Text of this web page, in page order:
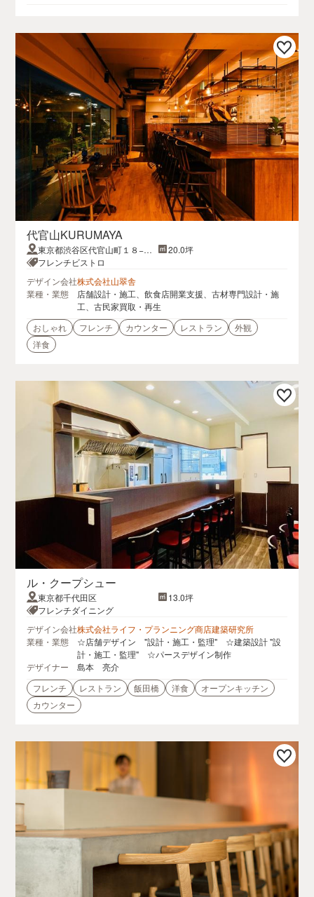
代官山KURUMAYA
東京都渋谷区代官山町１８−３
ベステックビル 2F
20.0坪
フレンチビストロ
デザイン会社株式会社山翠舎
業種・業態
店舗設計・施工、飲食店開業支援、古材専門設計・施
工、古民家買取・再生
おしゃれ
フレンチ カウンター レストラン
外観
洋食
ル・クープシュー
東京都千代田区
13.0坪
フレンチダイニング
デザイン会社株式会社ライフ・プランニング商店建築研究所
業種・業態
☆店舗デザイン "設計・施工・監理" ☆建築設計 "設
計・施工・監理" ☆パースデザイン制作
デザイナー
島本 亮介
フレンチ
レストラン 飯田橋 洋食
オープンキッチン
カウンター